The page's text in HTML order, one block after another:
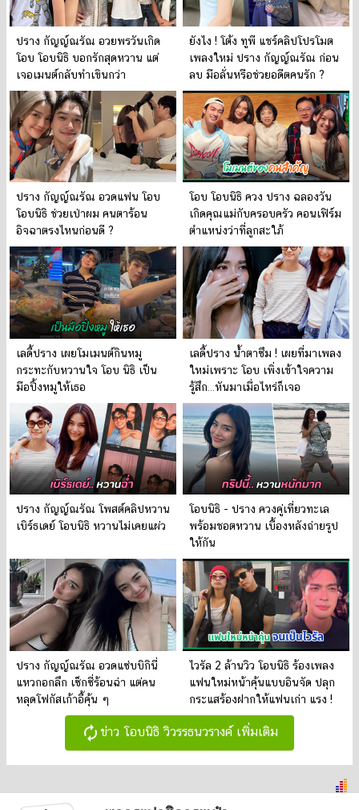
ปราง กัญญ์ณรัณ อวยพรวันเกิด
โอบ โอบนิธิ บอกรักสุดหวาน แต่
เจอเมนต์กลับทำเขินกว่า
ยังไง ! โต้ง ทูพี แชร์คลิปโปรโมต
เพลงใหม่ ปราง กัญญ์ณรัณ ก่อน
ลบ มือลั่นหรือช่วยอดีตคนรัก ?
ปราง กัญญ์ณรัณ อวดแฟน โอบ
โอบนิธิ ช่วยเป่าผม คนตาร้อน
อิจฉาตรงไหนก่อนดี ?
โอบ โอบนิธิ ควง ปราง ฉลองวัน
เกิดคุณแม่กับครอบครัว คอนเฟิร์ม
ตำแหน่งว่าที่ลูกสะใภ้
เลดี้ปราง เผยโมเมนต์กินหมู
กระทะกับหวานใจ โอบ นิธิ เป็น
มือปิ้งหมูให้เธอ
เลดี้ปราง น้ำตาซึม ! เผยที่มาเพลง
ใหม่เพราะ โอบ เพิ่งเข้าใจความ
รู้สึก…หันมาเมื่อไหร่ก็เจอ
ปราง กัญญ์ณรัณ โพสต์คลิปหวาน
เบิร์ธเดย์ โอบนิธิ หวานไม่เคยแผ่ว
โอบนิธิ - ปราง ควงคู่เที่ยวทะเล
พร้อมชอตหวาน เบื้องหลังถ่ายรูป
ให้กัน
ปราง กัญญ์ณรัณ อวดแซ่บบิกินี่
แหวกอกลึก เซ็กซี่ร้อนฉ่า แต่คน
หลุดโฟกัสเก้าอี้คุ้น ๆ
ไวรัล 2 ล้านวิว โอบนิธิ ร้องเพลง
แฟนใหม่หน้าคุ้นแบบอินจัด ปลุก
กระแสร้องฝากให้แฟนเก่า แรง !
autorenew ข่าว โอบนิธิ วิวรรธนวรางค์ เพิ่มเติม